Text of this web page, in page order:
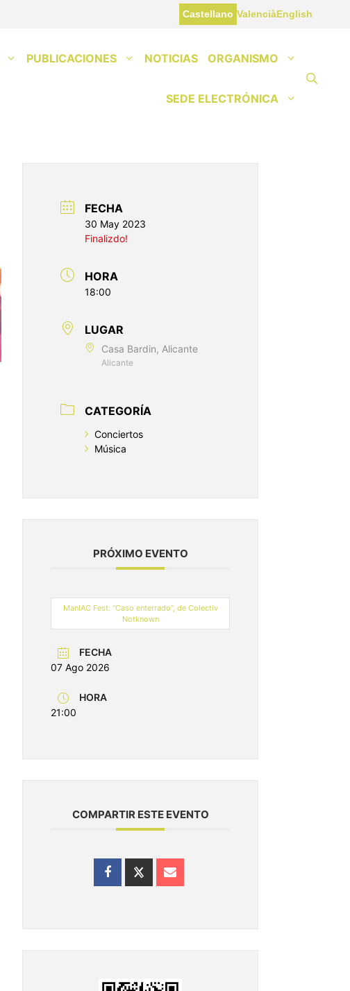
Castellano ValenciàEnglish
PUBLICACIONES NOTICIAS ORGANISMO
SEDE ELECTRÓNICA
FECHA
30 May 2023
Finalizdo!
HORA
18:00
LUGAR
Casa Bardin, Alicante
Alicante
CATEGORÍA
Conciertos
Música
PRÓXIMO EVENTO
ManIAC Fest: “Caso enterrado”, de Colectiv
Notknown
FECHA
07 Ago 2026
HORA
21:00
COMPARTIR ESTE EVENTO